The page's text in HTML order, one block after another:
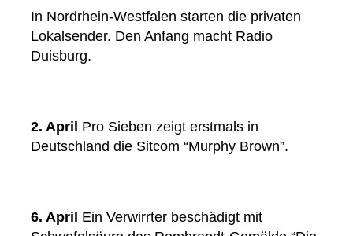
In Nordrhein-Westfalen starten die privaten
Lokalsender. Den Anfang macht Radio
Duisburg.
2. April Pro Sieben zeigt erstmals in
Deutschland die Sitcom “Murphy Brown”.
6. April Ein Verwirrter beschädigt mit